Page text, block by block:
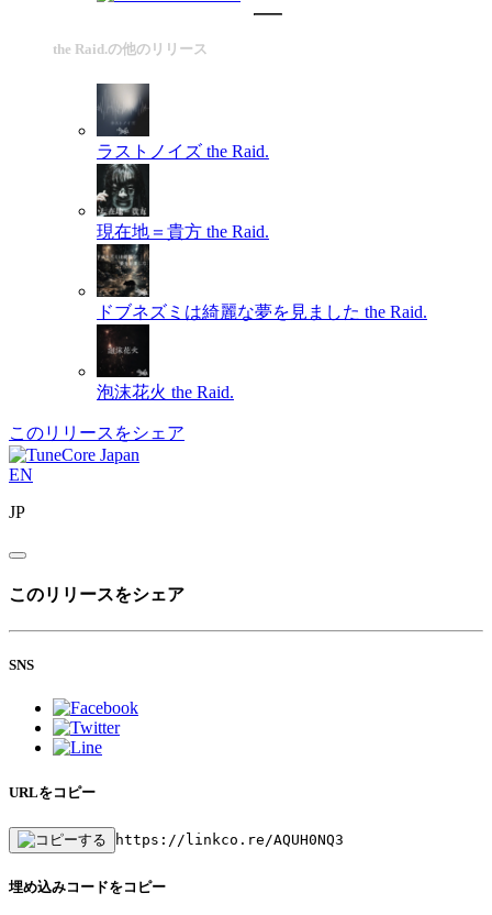
the Raid.の他のリリース
ラストノイズ the Raid.
現在地＝貴方 the Raid.
ドブネズミは綺麗な夢を見ました the Raid.
泡沫花火 the Raid.
このリリースをシェア
EN
JP
このリリースをシェア
SNS
URLをコピー
https://linkco.re/AQUH0NQ3
埋め込みコードをコピー